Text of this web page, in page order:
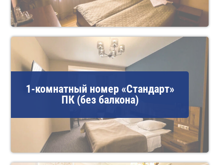
1-комнатный номер «Стандарт»
ПК (без балкона)